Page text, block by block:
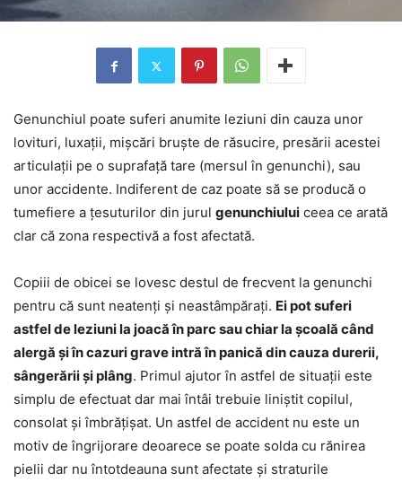
Genunchiul poate suferi anumite leziuni din cauza unor
lovituri, luxații, mișcări bruște de răsucire, presării acestei
articulații pe o suprafață tare (mersul în genunchi), sau
unor accidente. Indiferent de caz poate să se producă o
tumefiere a țesuturilor din jurul genunchiului ceea ce arată
clar că zona respectivă a fost afectată.
Copiii de obicei se lovesc destul de frecvent la genunchi
pentru că sunt neatenți și neastâmpărați. Ei pot suferi
astfel de leziuni la joacă în parc sau chiar la școală când
alergă și în cazuri grave intră în panică din cauza durerii,
sângerării și plâng. Primul ajutor în astfel de situații este
simplu de efectuat dar mai întâi trebuie liniștit copilul,
consolat și îmbrățișat. Un astfel de accident nu este un
motiv de îngrijorare deoarece se poate solda cu rănirea
pielii dar nu întotdeauna sunt afectate și straturile